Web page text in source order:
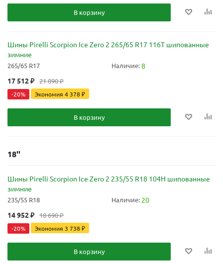
В корзину
Шины Pirelli Scorpion Ice Zero 2 265/65 R17 116T шипованные
зимние
265/65 R17 Наличие:8
17 512₽ 21 890₽
-20% Экономия 4 378 ₽
В корзину
18''
Шины Pirelli Scorpion Ice Zero 2 235/55 R18 104H шипованные
зимние
235/55 R18 Наличие: 20
14 952₽ 18 690₽
-20% Экономия 3 738 ₽
В корзину